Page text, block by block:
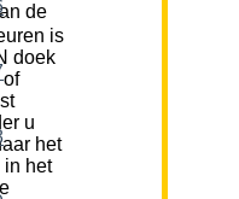
is
doek
of
u
het
in het